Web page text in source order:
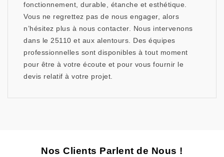
fonctionnement, durable, étanche et esthétique.
Vous ne regrettez pas de nous engager, alors
n’hésitez plus à nous contacter. Nous intervenons
dans le 25110 et aux alentours. Des équipes
professionnelles sont disponibles à tout moment
pour être à votre écoute et pour vous fournir le
devis relatif à votre projet.
Nos Clients Parlent de Nous !